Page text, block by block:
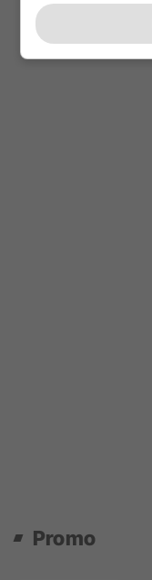
Promo